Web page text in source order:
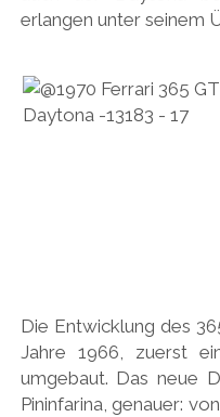
erlangen unter seinem
Die Entwicklung des
Jahre 1966, zuerst
umgebaut. Das neue
Pininfarina, genauer: